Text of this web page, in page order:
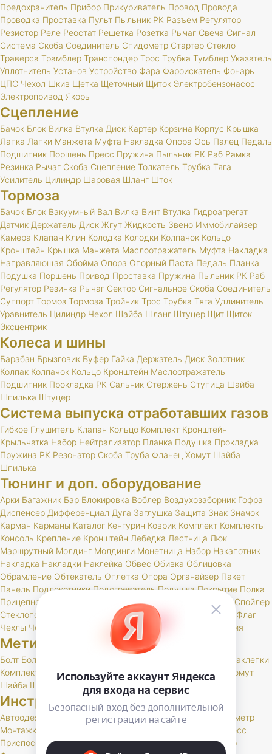
Предохранитель Прибор Прикуриватель Провод Провода
Проводка Проставка Пульт Пыльник РК Разъем Регулятор
Резистор Реле Реостат Решетка Розетка Рычаг Свеча Сигнал
Система Скоба Соединитель Спидометр Стартер Стекло
Траверса Трамблер Транспондер Трос Трубка Тумблер Указатель
Уплотнитель Установ Устройство Фара Фароискатель Фонарь
ЦПС Чехол Шкив Щетка Щеточный Щиток Электробензонасос
Электропривод Якорь
Сцепление
Бачок Блок Вилка Втулка Диск Картер Корзина Корпус Крышка
Лапка Лапки Манжета Муфта Накладка Опора Ось Палец Педаль
Подшипник Поршень Пресс Пружина Пыльник РК Раб Рамка
Резинка Рычаг Скоба Сцепление Толкатель Трубка Тяга
Усилитель Цилиндр Шаровая Шланг Шток
Тормоза
Бачок Блок Вакуумный Вал Вилка Винт Втулка Гидроагрегат
Датчик Держатель Диск Жгут Жидкость Звено Иммобилайзер
Камера Клапан Клин Колодка Колодки Колпачок Кольцо
Кронштейн Крышка Манжета Маслоотражатель Муфта Накладка
Направляющая Обойма Опора Опорный Паста Педаль Планка
Подушка Поршень Привод Проставка Пружина Пыльник РК Раб
Регулятор Резинка Рычаг Сектор Сигнальное Скоба Соединитель
Суппорт Тормоз Тормоза Тройник Трос Трубка Тяга Удлинитель
Уравнитель Цилиндр Чехол Шайба Шланг Штуцер Щит Щиток
Эксцентрик
Колеса и шины
Барабан Брызговик Буфер Гайка Держатель Диск Золотник
Колпак Колпачок Кольцо Кронштейн Маслоотражатель
Подшипник Прокладка РК Сальник Стержень Ступица Шайба
Шпилька Штуцер
Система выпуска отработавших газов
Гибкое Глушитель Клапан Кольцо Комплект Кронштейн
Крыльчатка Набор Нейтрализатор Планка Подушка Прокладка
Пружина РК Резонатор Скоба Труба Фланец Хомут Шайба
Шпилька
Тюнинг и доп. оборудование
Арки Багажник Бар Блокировка Воблер Воздухозаборник Гофра
Диспенсер Дифференциал Дуга Заглушка Защита Знак Значок
Карман Карманы Каталог Кенгурин Коврик Комплект Комплекты
Консоль Крепление Кронштейн Лебедка Лестница Люк
Маршрутный Молдинг Молдинги Монетница Набор Накапотник
Накладка Накладки Наклейка Обвес Обивка Облицовка
Обрамление Обтекатель Оплетка Опора Органайзер Пакет
Панель Подлокотники Подогреватель Подушка Покрытие Полка
Прицепное
Пружины Пусковые
Спойлер
Стеклоподъемник
Усилитель Утеплитель Фаркоп
Флаг
Чехлы Чехол Шноркель Шторки Шумоизоляция
Метизы
Болт БолтСпец
Заклепки
Комплект
Палец Пружина Пряжка РК Скоба Тавотница
Хомут
Шайба Шпилька
Инструменты, спец. литература
Автоодеяло Заглушка Каталог Ключ
Манометр
Монтажка
Пресс
Приспособление Руководство Рукоятка Схема Трос Упор